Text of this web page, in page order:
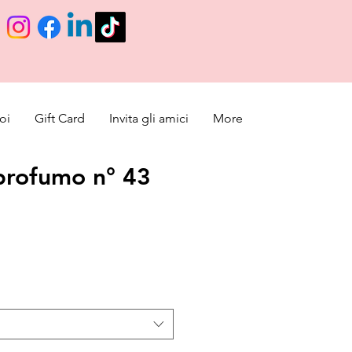
Gift Card Invita gli amici More
n° 43